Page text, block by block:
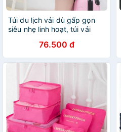
Túi du lịch vải dù gấp gọn
siêu nhẹ linh hoạt, túi vải
76.500 đ